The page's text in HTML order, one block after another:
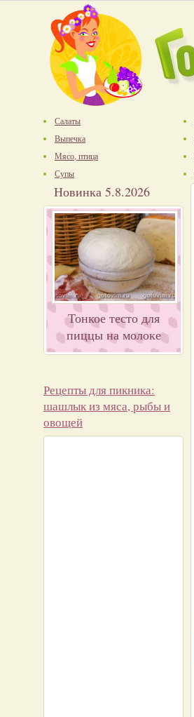
Салаты
Выпечка
Мясо, птица
Супы
Новинка 5.8.2026
Тонкое тесто для
пиццы на молоке
Рецепты для пикника:
шашлык из мяса, рыбы и
овощей